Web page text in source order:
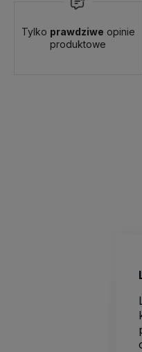
Tylko prawdziwe opinie
produktowe